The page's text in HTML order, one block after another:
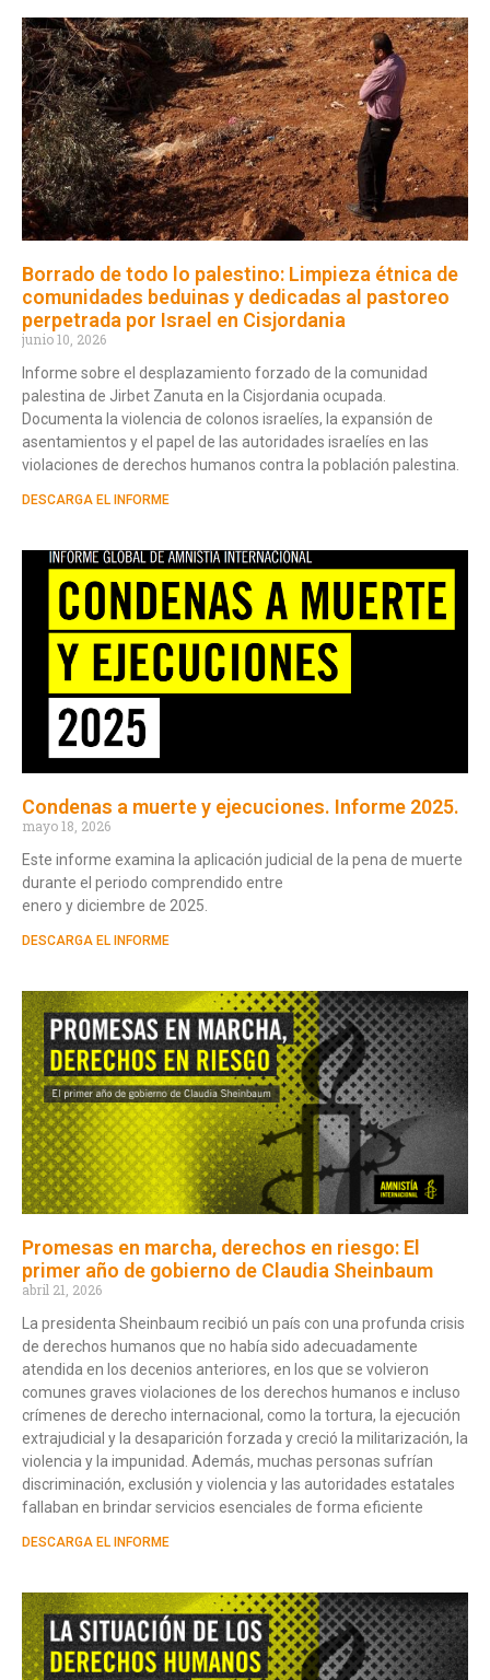
Borrado de todo lo palestino: Limpieza étnica de
comunidades beduinas y dedicadas al pastoreo
perpetrada por Israel en Cisjordania
junio 10, 2026
Informe sobre el desplazamiento forzado de la comunidad
palestina de Jirbet Zanuta en la Cisjordania ocupada.
Documenta la violencia de colonos israelíes, la expansión de
asentamientos y el papel de las autoridades israelíes en las
violaciones de derechos humanos contra la población palestina.
DESCARGA EL INFORME
Condenas a muerte y ejecuciones. Informe 2025.
mayo 18, 2026
Este informe examina la aplicación judicial de la pena de muerte
durante el periodo comprendido entre
enero y diciembre de 2025.
DESCARGA EL INFORME
Promesas en marcha, derechos en riesgo: El
primer año de gobierno de Claudia Sheinbaum
abril 21, 2026
La presidenta Sheinbaum recibió un país con una profunda crisis
de derechos humanos que no había sido adecuadamente
atendida en los decenios anteriores, en los que se volvieron
comunes graves violaciones de los derechos humanos e incluso
crímenes de derecho internacional, como la tortura, la ejecución
extrajudicial y la desaparición forzada y creció la militarización, la
violencia y la impunidad. Además, muchas personas sufrían
discriminación, exclusión y violencia y las autoridades estatales
fallaban en brindar servicios esenciales de forma eficiente
DESCARGA EL INFORME